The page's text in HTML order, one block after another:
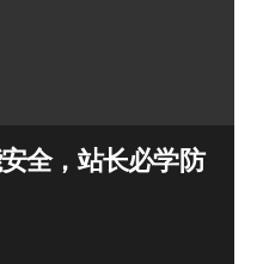
全，站长必学防